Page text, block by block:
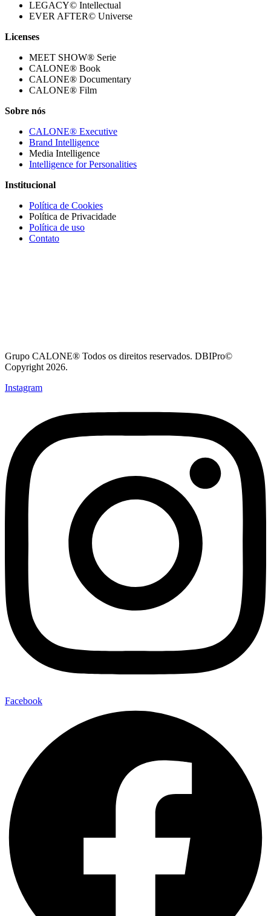
LEGACY© Intellectual
EVER AFTER© Universe
Licenses
MEET SHOW® Serie
CALONE® Book
CALONE® Documentary
CALONE® Film
Sobre nós
CALONE® Executive
Brand Intelligence
Media Intelligence
Intelligence for Personalities
Institucional
Política de Cookies
Política de Privacidade
Política de uso
Contato
Grupo CALONE® Todos os direitos reservados. DBIPro©
Copyright 2026.
Instagram
Facebook